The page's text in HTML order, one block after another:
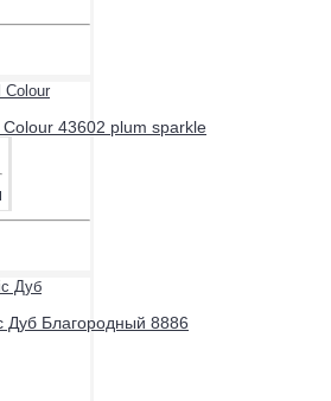
43602 plum sparkle
Дуб Благородный 8886